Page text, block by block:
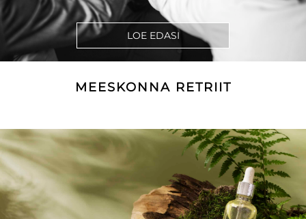
LOE EDASI
MEESKONNA RETRIIT